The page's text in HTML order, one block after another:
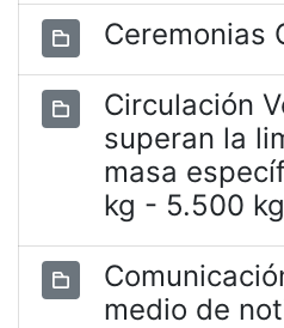
Ceremonias
Circulación
superan la
masa
kg - 5.500 kg
medio de